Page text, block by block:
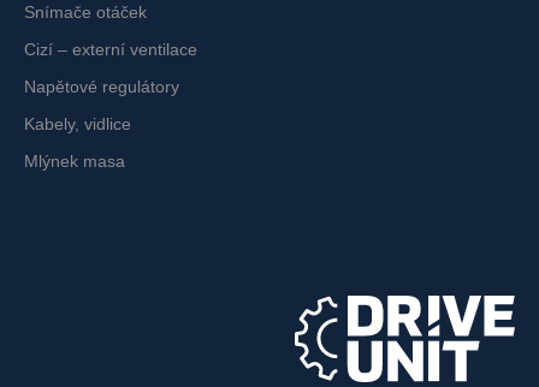
Snímače otáček
Cizí – externí ventilace
Napětové regulátory
Kabely, vidlice
Mlýnek masa